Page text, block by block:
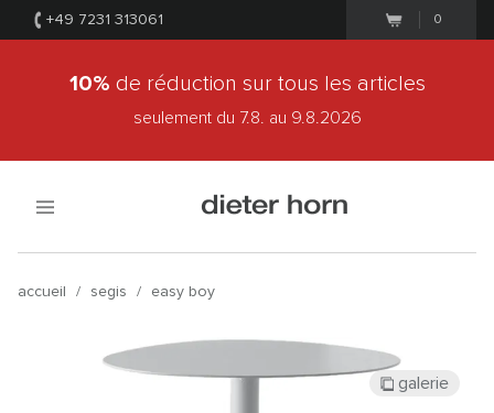
+49 7231 313061 0
10% de réduction sur tous les articles
seulement du 7.8. au 9.8.2026
accueil / segis / easy boy
galerie